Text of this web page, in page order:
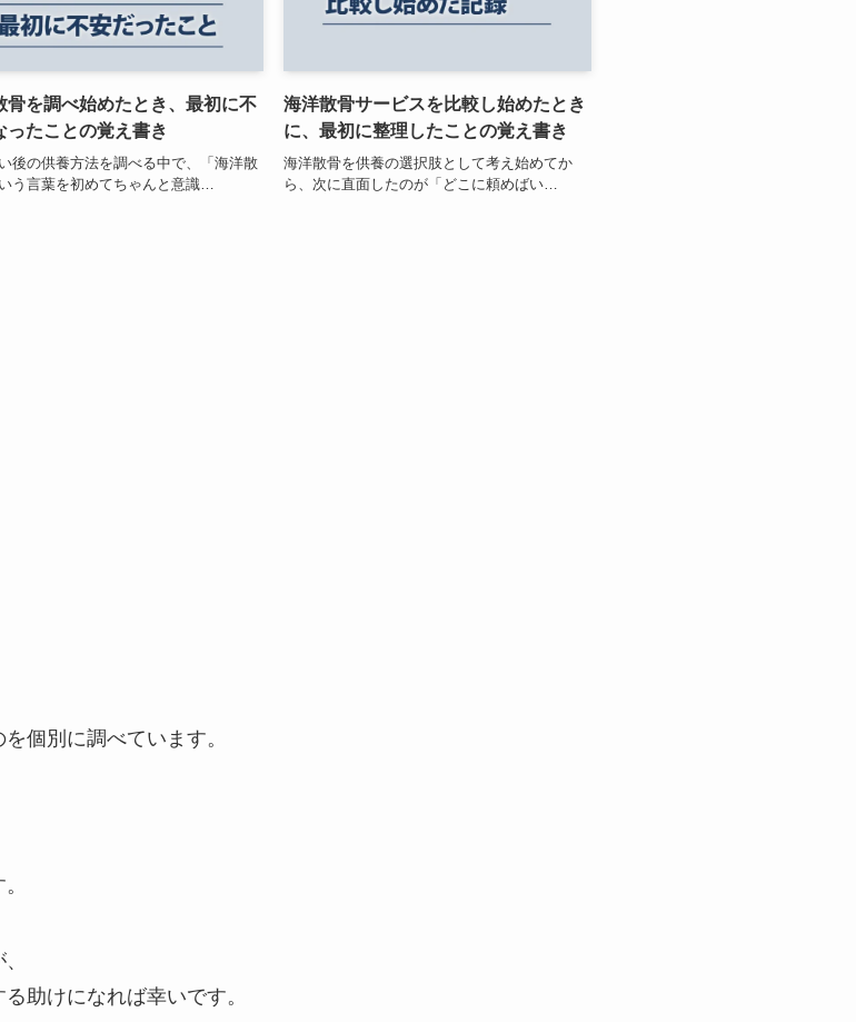
骨を調べ始めたとき、最初に不
ったことの覚え書き
後の供養方法を調べる中で、「海洋散
う言葉を初めてちゃんと意識…
海洋散骨サービスを比較し始めたとき
に、最初に整理したことの覚え書き
海洋散骨を供養の選択肢として考え始めてか
ら、次に直面したのが「どこに頼めばい…
個別に調べています。
助けになれば幸いです。